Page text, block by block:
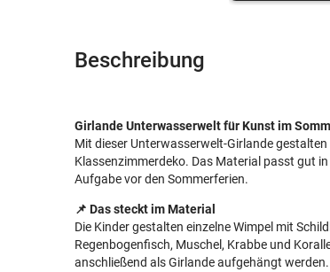
Beschreibung
Girlande Unterwasserwelt für Kunst im
Mit dieser Unterwasserwelt-Girlande
Klassenzimmerdeko. Das Material passt gut
Aufgabe vor den Sommerferien.
📌 Das steckt im Material
Die Kinder gestalten einzelne Wimpel mit
Regenbogenfisch, Muschel, Krabbe und
anschließend als Girlande aufgehängt werden.